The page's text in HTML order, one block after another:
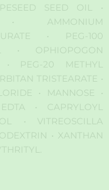
SEED OIL •
• AMMONIUM
• PEG-100
• OPHIOPOGON
• PEG-20 METHYL
TRISTEARATE •
• MANNOSE •
• CAPRYLOYL
• VITREOSCILLA
• XANTHAN